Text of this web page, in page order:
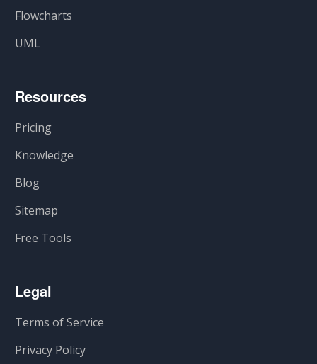
Flowcharts
UML
Resources
Pricing
Knowledge
Blog
Sitemap
Free Tools
Legal
Terms of Service
Privacy Policy